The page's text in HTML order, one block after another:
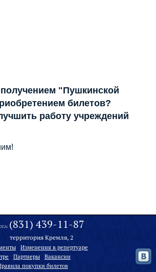
"Пушкинской
билетов?
работу учреждений
(831) 439-11-87
территория Кремля, 2
Изменения в репертуаре
Партнеры
Вакансии
покупки билетов